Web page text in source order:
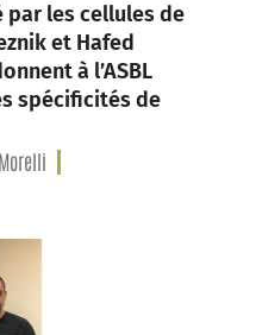
les cellules de
et Hafed
à l’ASBL
spécificités de